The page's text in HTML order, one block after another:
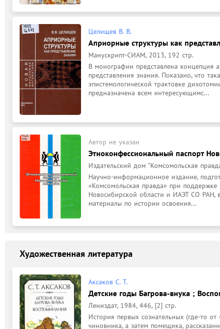
Целищев В. В.
Априорные структуры как
Манускрипт-СИАМ, 2013, 192 стр.
В монографии представлена концепция
представления знания. Показано, что
эпистемологической трактовке
предназначена всем интересующимс...
Автор не указан
Этноконфессиональный паспорт
Издательский дом "Комсомольская
Научно-информационное издание,
«Комсомольская правда» при
Новосибирской области и ИАЭТ СО РАН,
материалы по истории освоения...
Художественная литература
Аксаков С. Т.
Детские годы Багрова-внука ;
Лениздат, 1984, 446, [2] стр.
История первых сознательных (где-то
чиновника, а затем помещика,